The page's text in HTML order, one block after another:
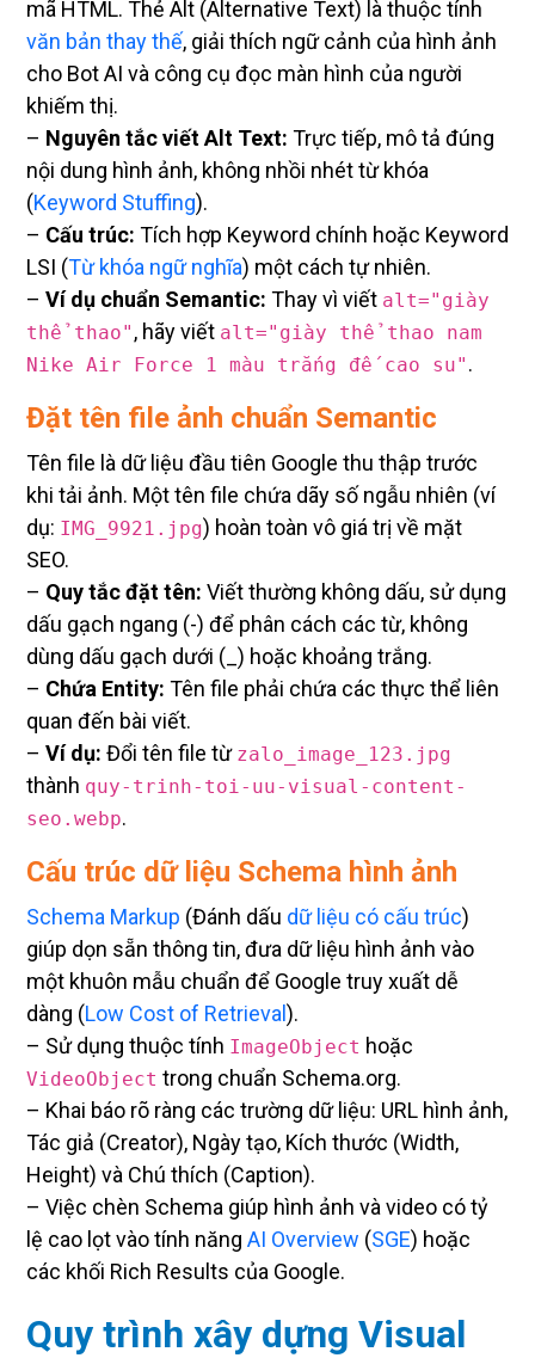
mã HTML. Thẻ Alt (Alternative Text) là thuộc tính
văn bản thay thế, giải thích ngữ cảnh của hình ảnh
cho Bot AI và công cụ đọc màn hình của người
khiếm thị.
– Nguyên tắc viết Alt Text: Trực tiếp, mô tả đúng
nội dung hình ảnh, không nhồi nhét từ khóa
(Keyword Stuffing).
– Cấu trúc: Tích hợp Keyword chính hoặc Keyword
LSI (Từ khóa ngữ nghĩa) một cách tự nhiên.
– Ví dụ chuẩn Semantic: Thay vì viết alt="giày
thể thao" , hãy viết alt="giày thể thao nam
Nike Air Force 1 màu trắng đế cao su" .
Đặt tên file ảnh chuẩn Semantic
Tên file là dữ liệu đầu tiên Google thu thập trước
khi tải ảnh. Một tên file chứa dãy số ngẫu nhiên (ví
dụ: IMG_9921.jpg) hoàn toàn vô giá trị về mặt
SEO.
– Quy tắc đặt tên: Viết thường không dấu, sử dụng
dấu gạch ngang (-) để phân cách các từ, không
dùng dấu gạch dưới (_) hoặc khoảng trắng.
– Chứa Entity: Tên file phải chứa các thực thể liên
quan đến bài viết.
– Ví dụ: Đổi tên file từ zalo_image_123.jpg
thành quy-trinh-toi-uu-visual-content-
seo.webp.
Cấu trúc dữ liệu Schema hình ảnh
Schema Markup (Đánh dấu dữ liệu có cấu trúc)
giúp dọn sẵn thông tin, đưa dữ liệu hình ảnh vào
một khuôn mẫu chuẩn để Google truy xuất dễ
dàng (Low Cost of Retrieval).
– Sử dụng thuộc tính ImageObject hoặc
VideoObject trong chuẩn Schema.org.
– Khai báo rõ ràng các trường dữ liệu: URL hình ảnh,
Tác giả (Creator), Ngày tạo, Kích thước (Width,
Height) và Chú thích (Caption).
– Việc chèn Schema giúp hình ảnh và video có tỷ
lệ cao lọt vào tính năng AI Overview (SGE) hoặc
các khối Rich Results của Google.
Quy trình xây dựng Visual